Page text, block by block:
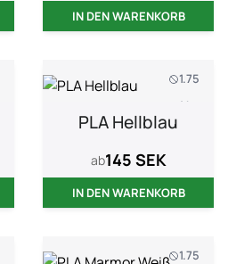
IN DEN WARENKORB
1.75
1 kg
PLA Hellblau
ab145 SEK
IN DEN WARENKORB
1.75